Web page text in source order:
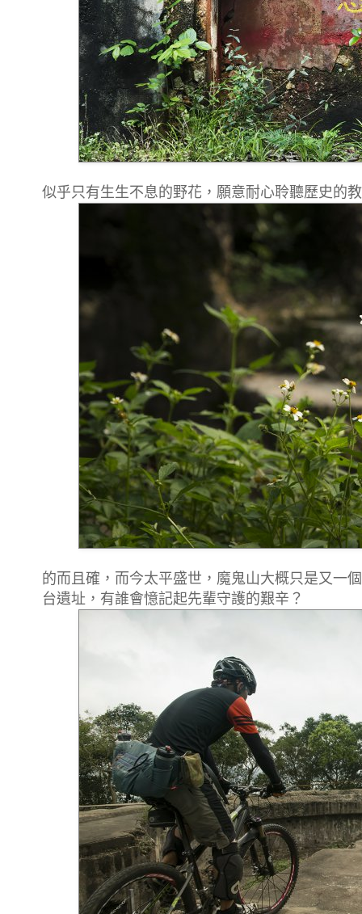
似乎只有生生不息的野花，願意耐心聆聽歷史的
的而且確，而今太平盛世，魔鬼山大概只是又一
台遺址，有誰會憶記起先輩守護的艱辛？